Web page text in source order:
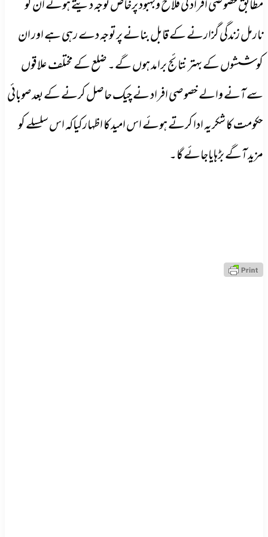
مطابق خصوصی افراد کی فلاح وبہبود پرخاص توجہ دیتے ہوئے ان کو
نارمل زندگی گزارنے کے قابل بنانے پر توجہ دے رہی ہے اور ان
کوششوں کے بہتر نتائج برامد ہوں گے۔ ضلع کے مختلف علاقوں
سے آنے والے خصوصی افراد نے چیک حاصل کرنے کے بعد صوبائی
حکومت کا شکریہ ادا کرتے ہوئے اس امید کا اظہارکیاکہ اس سلسلے کو
مزید آگے بڑہایاجائے گا۔